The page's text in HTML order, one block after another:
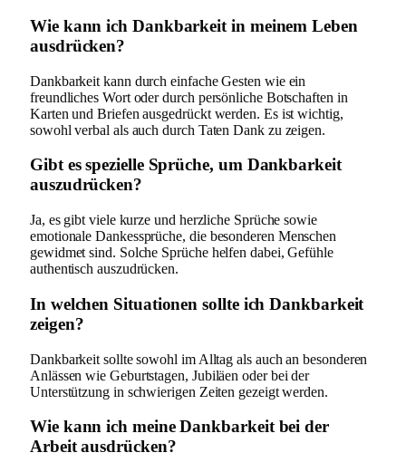
Wie kann ich Dankbarkeit in meinem Leben
ausdrücken?
Dankbarkeit kann durch einfache Gesten wie ein
freundliches Wort oder durch persönliche Botschaften in
Karten und Briefen ausgedrückt werden. Es ist wichtig,
sowohl verbal als auch durch Taten Dank zu zeigen.
Gibt es spezielle Sprüche, um Dankbarkeit
auszudrücken?
Ja, es gibt viele kurze und herzliche Sprüche sowie
emotionale Dankessprüche, die besonderen Menschen
gewidmet sind. Solche Sprüche helfen dabei, Gefühle
authentisch auszudrücken.
In welchen Situationen sollte ich Dankbarkeit
zeigen?
Dankbarkeit sollte sowohl im Alltag als auch an besonderen
Anlässen wie Geburtstagen, Jubiläen oder bei der
Unterstützung in schwierigen Zeiten gezeigt werden.
Wie kann ich meine Dankbarkeit bei der
Arbeit ausdrücken?